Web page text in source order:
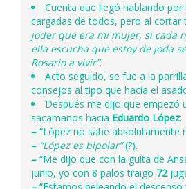
Cuenta que llegó hablando
cargadas de todos, pero al cortar
joder que era mi mujer, si cada
ella escucha que estoy de joda
Rosario a vivir”.
Acto seguido, se fue a la
consejos al tipo que hacía el
Después me dijo que empezó
sacamanos hacia Eduardo López:
– “López no sabe absolutamente
– “López es bipolar”(?).
– “Me dijo que con la guita de
junio, yo con 8 palos traigo 72